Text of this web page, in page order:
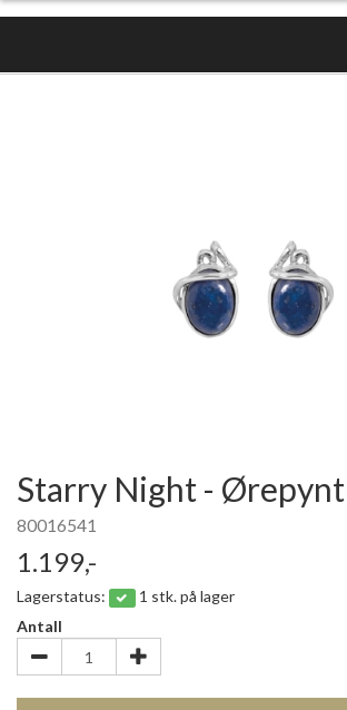
Starry Night - Ørepynt
80016541
1.199,-
Lagerstatus:
1 stk. på lager
Antall